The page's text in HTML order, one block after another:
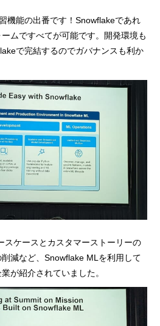
機能の出番です！Snowflakeであれ
ムですべてが可能です。開発環境も
で完結するのでガバナンスも利か
スケースとカスタマーストーリーの
減など、Snowflake MLを利用して
が紹介されていました。